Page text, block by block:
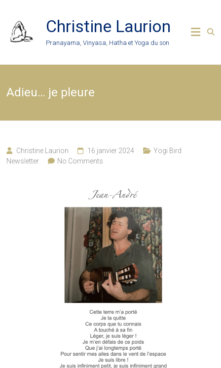
content
Christine Laurion
Pranayama, Vinyasa, Hatha et Yoga du son
Adieu… je pleure
Christine Laurion 16 janvier 2024
Yogi Bird
Newsletter
No Comments